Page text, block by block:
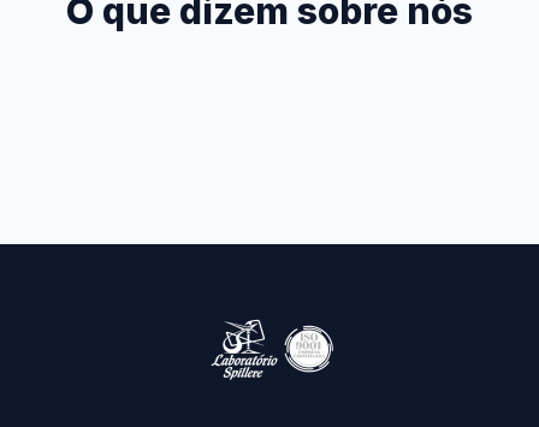
O que dizem sobre nós